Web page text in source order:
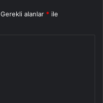
Gerekli alanlar * ile